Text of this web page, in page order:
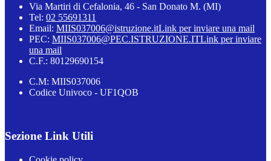
Via Martiri di Cefalonia, 46 - San Donato M. (MI)
Tel: 02 55691311
Email: MIIS037006@istruzione.itLink per inviare una mail
PEC: MIIS037006@PEC.ISTRUZIONE.ITLink per inviare
una mail
C.F.: 80129690154
C.M: MIIS037006
Codice Univoco - UF1QOB
Sezione Link Utili